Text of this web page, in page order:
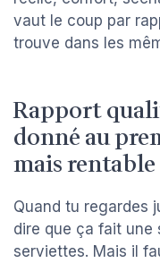
vaut le coup par
trouve dans les
Rapport
donné au
mais
Quand tu regardes
dire que ça fait une
serviettes. Mais il